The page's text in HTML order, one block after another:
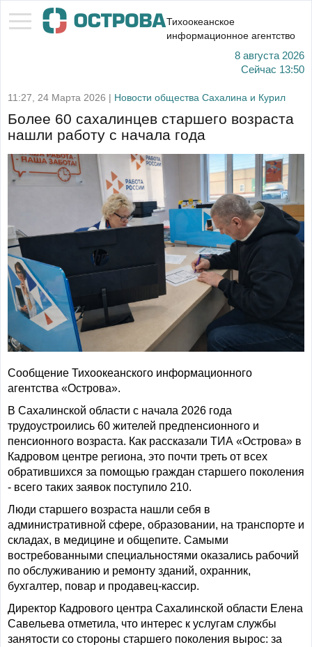
Тихоокеанское
информационное агентство
8 августа 2026
Сейчас 13:50
11:27, 24 Марта 2026 | Новости общества Сахалина и Курил
Более 60 сахалинцев старшего возраста
нашли работу с начала года
Сообщение Тихоокеанского информационного
агентства «Острова».
В Сахалинской области с начала 2026 года
трудоустроились 60 жителей предпенсионного и
пенсионного возраста. Как рассказали ТИА «Острова» в
Кадровом центре региона, это почти треть от всех
обратившихся за помощью граждан старшего поколения
- всего таких заявок поступило 210.
Люди старшего возраста нашли себя в
административной сфере, образовании, на транспорте и
складах, в медицине и общепите. Самыми
востребованными специальностями оказались рабочий
по обслуживанию и ремонту зданий, охранник,
бухгалтер, повар и продавец-кассир.
Директор Кадрового центра Сахалинской области Елена
Савельева отметила, что интерес к услугам службы
занятости со стороны старшего поколения вырос: за